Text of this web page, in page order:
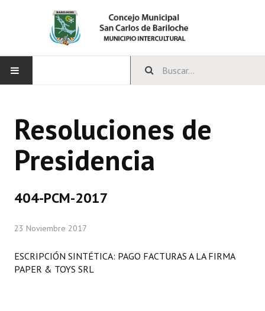
CONCEJO
Bloques Políticos
Comisiones Permanentes
Comisiones Especiales
Concejales Mandato Cumplido
Resoluciones de
Presidencia
404-PCM-2017
23 Noviembre 2017
ESCRIPCIÓN SINTÉTICA: PAGO FACTURAS A LA FIRMA
PAPER & TOYS SRL